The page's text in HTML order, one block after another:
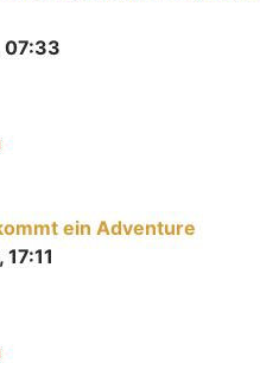
07:33
ein Adventure